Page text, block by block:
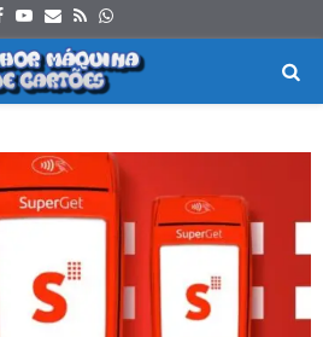
Facebook
Youtube
Email
RssWhatsapp